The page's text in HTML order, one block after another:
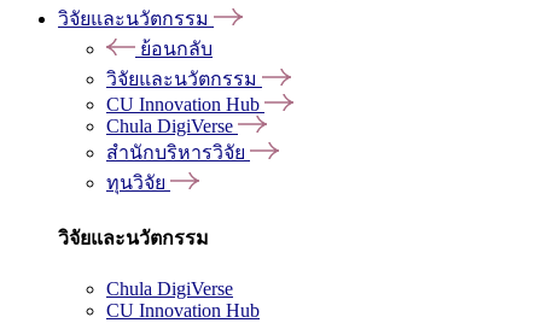
วิจัยและนวัตกรรม
ย้อนกลับ
วิจัยและนวัตกรรม
CU Innovation Hub
Chula DigiVerse
สำนักบริหารวิจัย
ทุนวิจัย
วิจัยและนวัตกรรม
Chula DigiVerse
CU Innovation Hub